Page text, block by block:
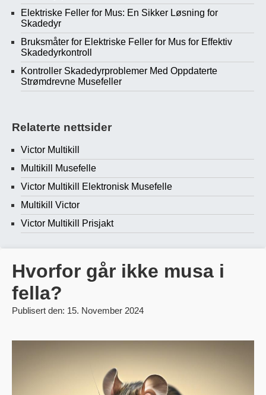
Hvorfor går ikke musa i
fella?
Publisert den: 15. November 2024
Elektriske Feller for Mus: En Sikker Løsning for
Skadedyr
Bruksmåter for Elektriske Feller for Mus for Effektiv
Skadedyrkontroll
Kontroller Skadedyrproblemer Med Oppdaterte
Strømdrevne Musefeller
Relaterte nettsider
Victor Multikill
Multikill Musefelle
Victor Multikill Elektronisk Musefelle
Multikill Victor
Victor Multikill Prisjakt